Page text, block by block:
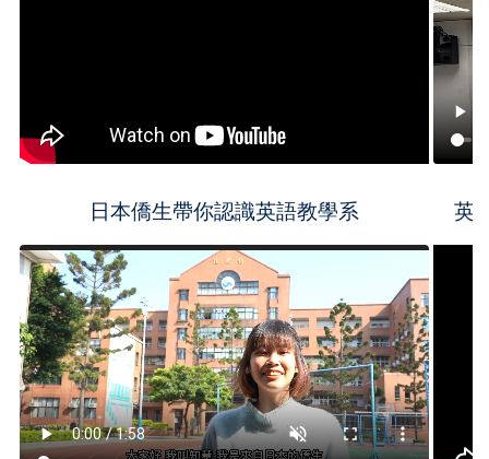
日本僑生帶你認識英語教學系 英